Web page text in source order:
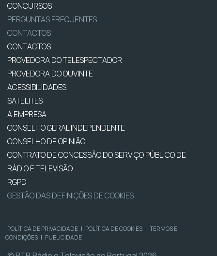
CONCURSOS
PERGUNTAS FREQUENTES
CONTACTOS
CONTACTOS
PROVEDORA DO TELESPECTADOR
PROVEDORA DO OUVINTE
ACESSIBILIDADES
SATÉLITES
A EMPRESA
CONSELHO GERAL INDEPENDENTE
CONSELHO DE OPINIÃO
CONTRATO DE CONCESSÃO DO SERVIÇO PÚBLICO DE
RÁDIO E TELEVISÃO
RGPD
GESTÃO DAS DEFINIÇÕES DE COOKIES
POLÍTICA DE PRIVACIDADE | POLÍTICA DE COOKIES | TERMOS E
CONDIÇÕES | PUBLICIDADE